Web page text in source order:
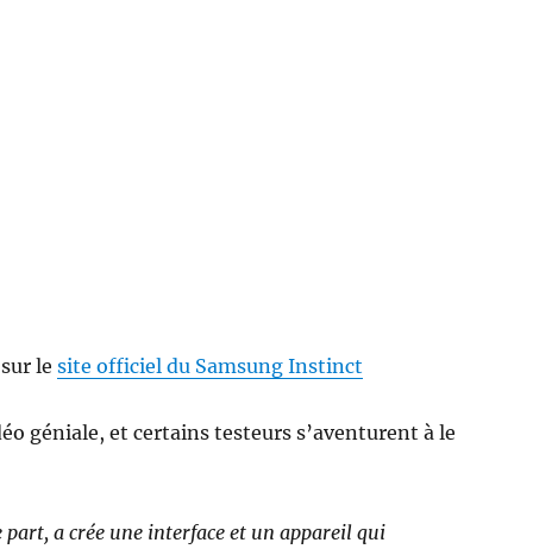
le site officiel du Samsung Instinct
géniale, et certains testeurs s’aventurent à le
a crée une interface et un appareil qui